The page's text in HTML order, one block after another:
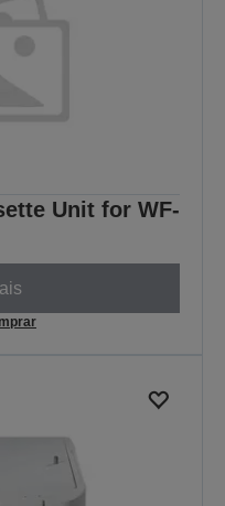
Unit for WF-